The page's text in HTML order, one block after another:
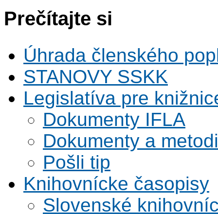
Prečítajte si
Úhrada členského
STANOVY SSKK
Legislatíva pre
Dokumenty IFLA
Dokumenty a
Pošli tip
Knihovnícke časopisy
Slovenské